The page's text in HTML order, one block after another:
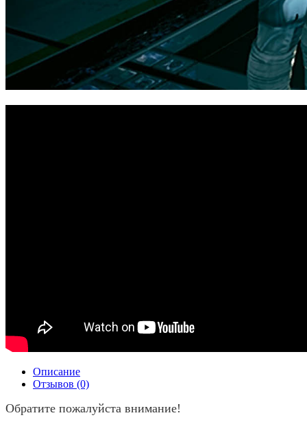
Описание
Отзывов (0)
Обратите пожалуйста внимание!